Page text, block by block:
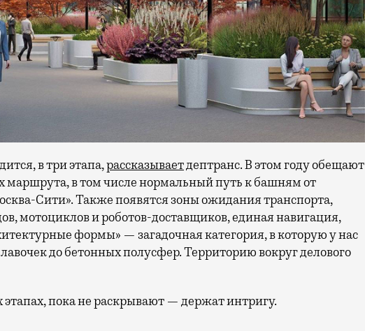
в три этапа,рассказываетдептранс. В этом году обещают
маршрута, в том числе нормальный путь к башням от
Сити». Также появятся зоны ожидания транспорта,
мотоциклов и роботов-доставщиков, единая навигация,
формы» — загадочная категория, в которую у нас
до бетонных полусфер. Территорию вокруг делового
пока не раскрывают — держат интригу.